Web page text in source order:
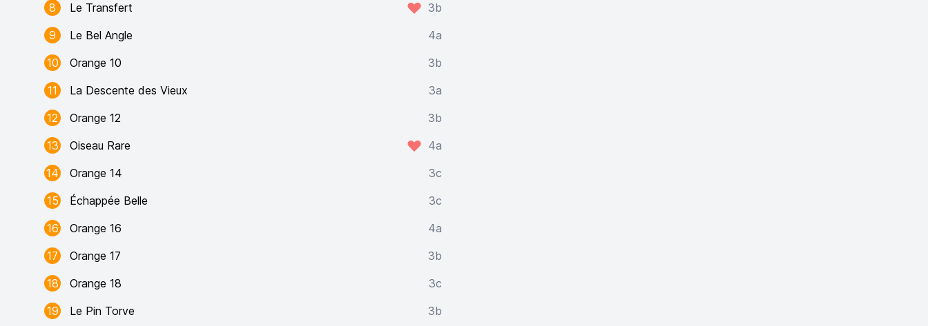
8
Le Transfert
3b
9
Le Bel Angle
4a
10
Orange 10
3b
11
La Descente des Vieux
3a
12
Orange 12
3b
13
Oiseau Rare
4a
14
Orange 14
3c
15
Échappée Belle
3c
16
Orange 16
4a
17
Orange 17
3b
18
Orange 18
3c
19
Le Pin Torve
3b